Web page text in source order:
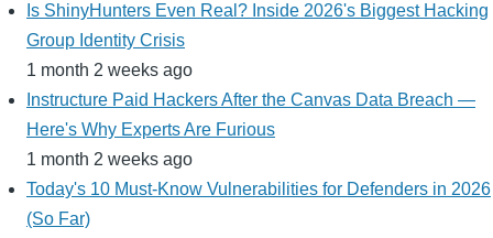
Is ShinyHunters Even Real? Inside 2026's Biggest Hacking
Group Identity Crisis
1 month 2 weeks ago
Instructure Paid Hackers After the Canvas Data Breach —
Here's Why Experts Are Furious
1 month 2 weeks ago
Today's 10 Must-Know Vulnerabilities for Defenders in 2026
(So Far)